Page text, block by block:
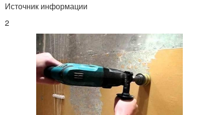
Источник информации
2